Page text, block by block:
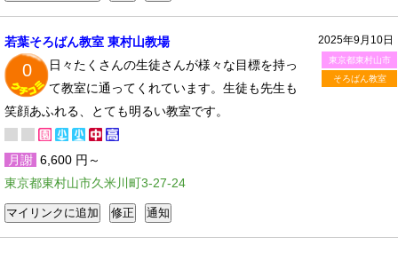
2025年9月10日
東京都東村山市
そろばん教室
若葉そろばん教室 東村山教場
0
日々たくさんの生徒さんが様々な目標を持っ
て教室に通ってくれています。生徒も先生も
笑顔あふれる、とても明るい教室です。
月謝 6,600 円～
東京都東村山市久米川町3-27-24